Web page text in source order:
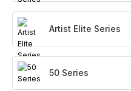
Artist Elite Series
50 Series